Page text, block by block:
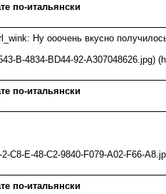
по-итальянски
Ну ооочень вкусно
B-4834-BD44-92-A307048626.jpg)
по-итальянски
C8-E-48-C2-9840-F079-A02-F66-
по-итальянски